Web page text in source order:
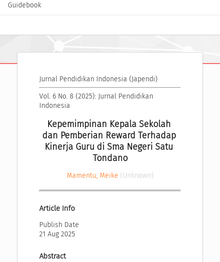
Guidebook
Jurnal Pendidikan Indonesia (Japendi)
Vol. 6 No. 8 (2025): Jurnal Pendidikan
Indonesia
Kepemimpinan Kepala Sekolah
dan Pemberian Reward Terhadap
Kinerja Guru di Sma Negeri Satu
Tondano
Mamentu, Meike (Unknown)
Article Info
Publish Date
21 Aug 2025
Abstract